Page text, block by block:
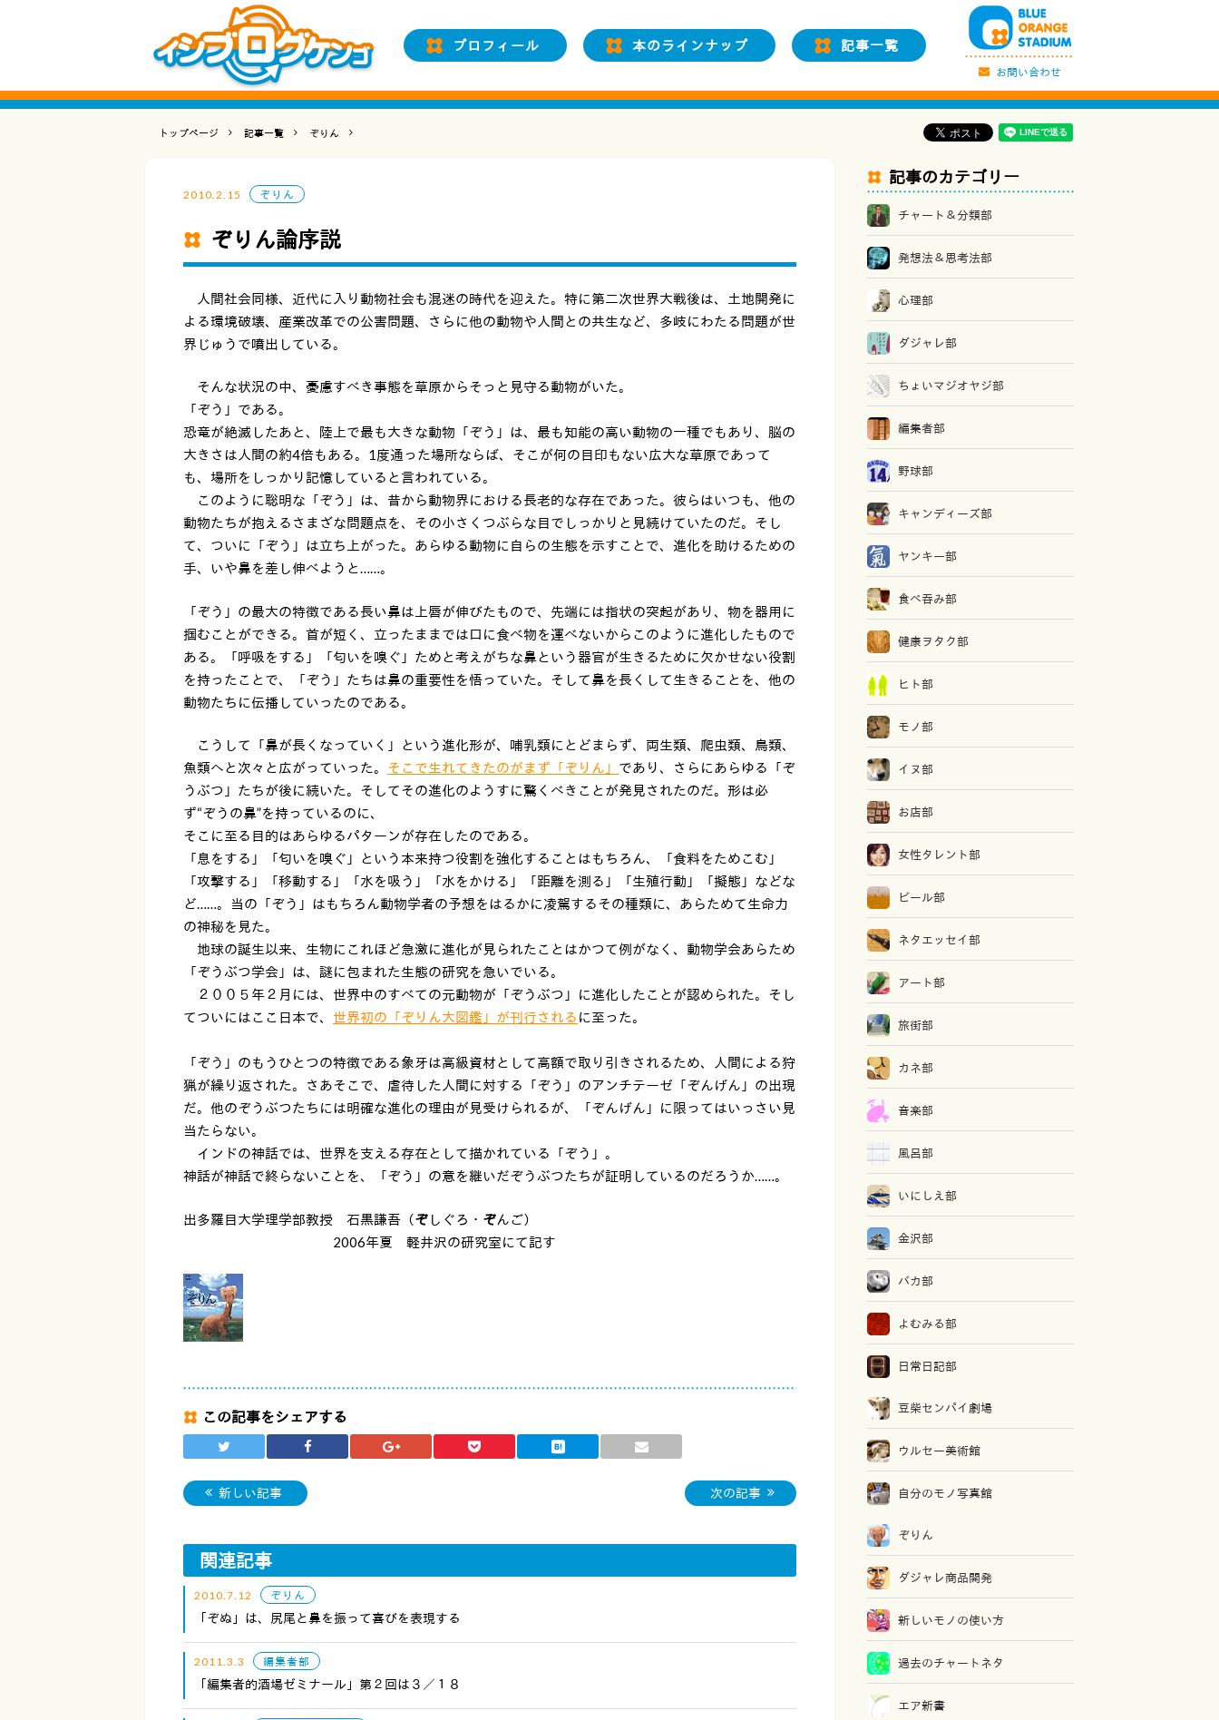
プロフィール 本のラインナップ 記事一覧
お問い合わせ
トップページ 記事一覧 ぞりん
2010.2.15 ぞりん
ぞりん論序説
人間社会同様、近代に入り動物社会も混迷の時代を迎えた。特に第二次世界大戦後は、土地開発に
よる環境破壊、産業改革での公害問題、さらに他の動物や人間との共生など、多岐にわたる問題が世
界じゅうで噴出している。
そんな状況の中、憂慮すべき事態を草原からそっと見守る動物がいた。
「ぞう」である。
恐竜が絶滅したあと、陸上で最も大きな動物「ぞう」は、最も知能の高い動物の一種でもあり、脳の
大きさは人間の約4倍もある。1度通った場所ならば、そこが何の目印もない広大な草原であって
も、場所をしっかり記憶していると言われている。
このように聡明な「ぞう」は、昔から動物界における長老的な存在であった。彼らはいつも、他の
動物たちが抱えるさまざな問題点を、その小さくつぶらな目でしっかりと見続けていたのだ。そし
て、ついに「ぞう」は立ち上がった。あらゆる動物に自らの生態を示すことで、進化を助けるための
手、いや鼻を差し伸べようと……。
「ぞう」の最大の特徴である長い鼻は上唇が伸びたもので、先端には指状の突起があり、物を器用に
掴むことができる。首が短く、立ったままでは口に食べ物を運べないからこのように進化したもので
ある。「呼吸をする」「匂いを嗅ぐ」ためと考えがちな鼻という器官が生きるために欠かせない役割
を持ったことで、「ぞう」たちは鼻の重要性を悟っていた。そして鼻を長くして生きることを、他の
動物たちに伝播していったのである。
こうして「鼻が長くなっていく」という進化形が、哺乳類にとどまらず、両生類、爬虫類、鳥類、
魚類へと次々と広がっていった。 そこで生れてきたのがまず「ぞりん」 であり、さらにあらゆる「ぞ
うぶつ」たちが後に続いた。そしてその進化のようすに驚くべきことが発見されたのだ。形は必
ず“ぞうの鼻”を持っているのに、
そこに至る目的はあらゆるパターンが存在したのである。
「息をする」「匂いを嗅ぐ」という本来持つ役割を強化することはもちろん、「食料をためこむ」
「攻撃する」「移動する」「水を吸う」「水をかける」「距離を測る」「生殖行動」「擬態」などな
ど……。当の「ぞう」はもちろん動物学者の予想をはるかに凌駕するその種類に、あらためて生命力
の神秘を見た。
地球の誕生以来、生物にこれほど急激に進化が見られたことはかつて例がなく、動物学会あらため
「ぞうぶつ学会」は、謎に包まれた生態の研究を急いでいる。
２００５年２月には、世界中のすべての元動物が「ぞうぶつ」に進化したことが認められた。そし
てついにはここ日本で、 世界初の「ぞりん大図鑑」が刊行される に至った。
「ぞう」のもうひとつの特徴である象牙は高級資材として高額で取り引きされるため、人間による狩
猟が繰り返された。さあそこで、虐待した人間に対する「ぞう」のアンチテーゼ「ぞんげん」の出現
だ。他のぞうぶつたちには明確な進化の理由が見受けられるが、「ぞんげん」に限ってはいっさい見
当たらない。
インドの神話では、世界を支える存在として描かれている「ぞう」。
神話が神話で終らないことを、「ぞう」の意を継いだぞうぶつたちが証明しているのだろうか……。
出多羅目大学理学部教授 石黒謙吾（ぞ しぐろ・ ぞんご）
2006年夏 軽井沢の研究室にて記す
この記事をシェアする
新しい記事 次の記事
関連記事
2010.7.12 ぞりん
「ぞぬ」は、尻尾と鼻を振って喜びを表現する
2011.3.3 編集者部
「編集者的酒場ゼミナール」第２回は３／１８
記事のカテゴリー
チャート＆分類部
発想法＆思考法部
心理部
ダジャレ部
ちょいマジオヤジ部
編集者部
野球部
キャンディーズ部
ヤンキー部
食べ吞み部
健康ヲタク部
ヒト部
モノ部
イヌ部
お店部
女性タレント部
ビール部
ネタエッセイ部
アート部
旅街部
カネ部
音楽部
風呂部
いにしえ部
金沢部
バカ部
よむみる部
日常日記部
豆柴センパイ劇場
ウルセー美術館
自分のモノ写真館
ぞりん
ダジャレ商品開発
新しいモノの使い方
過去のチャートネタ
エア新書